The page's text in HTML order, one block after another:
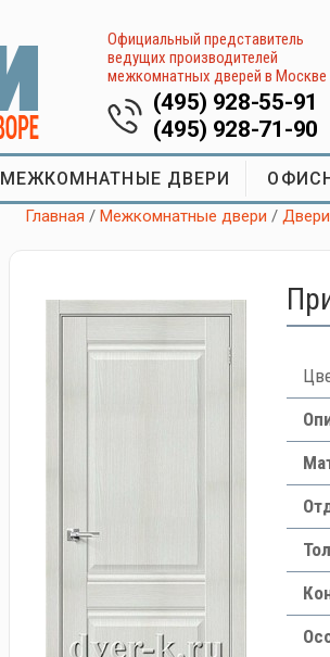
Официальный представитель
ведущих производителей
межкомнатных дверей в Москве
(495) 928-55-91
(495) 928-71-90
МЕЖКОМНАТНЫЕ ДВЕРИ
Главная /Межкомнатные двери /